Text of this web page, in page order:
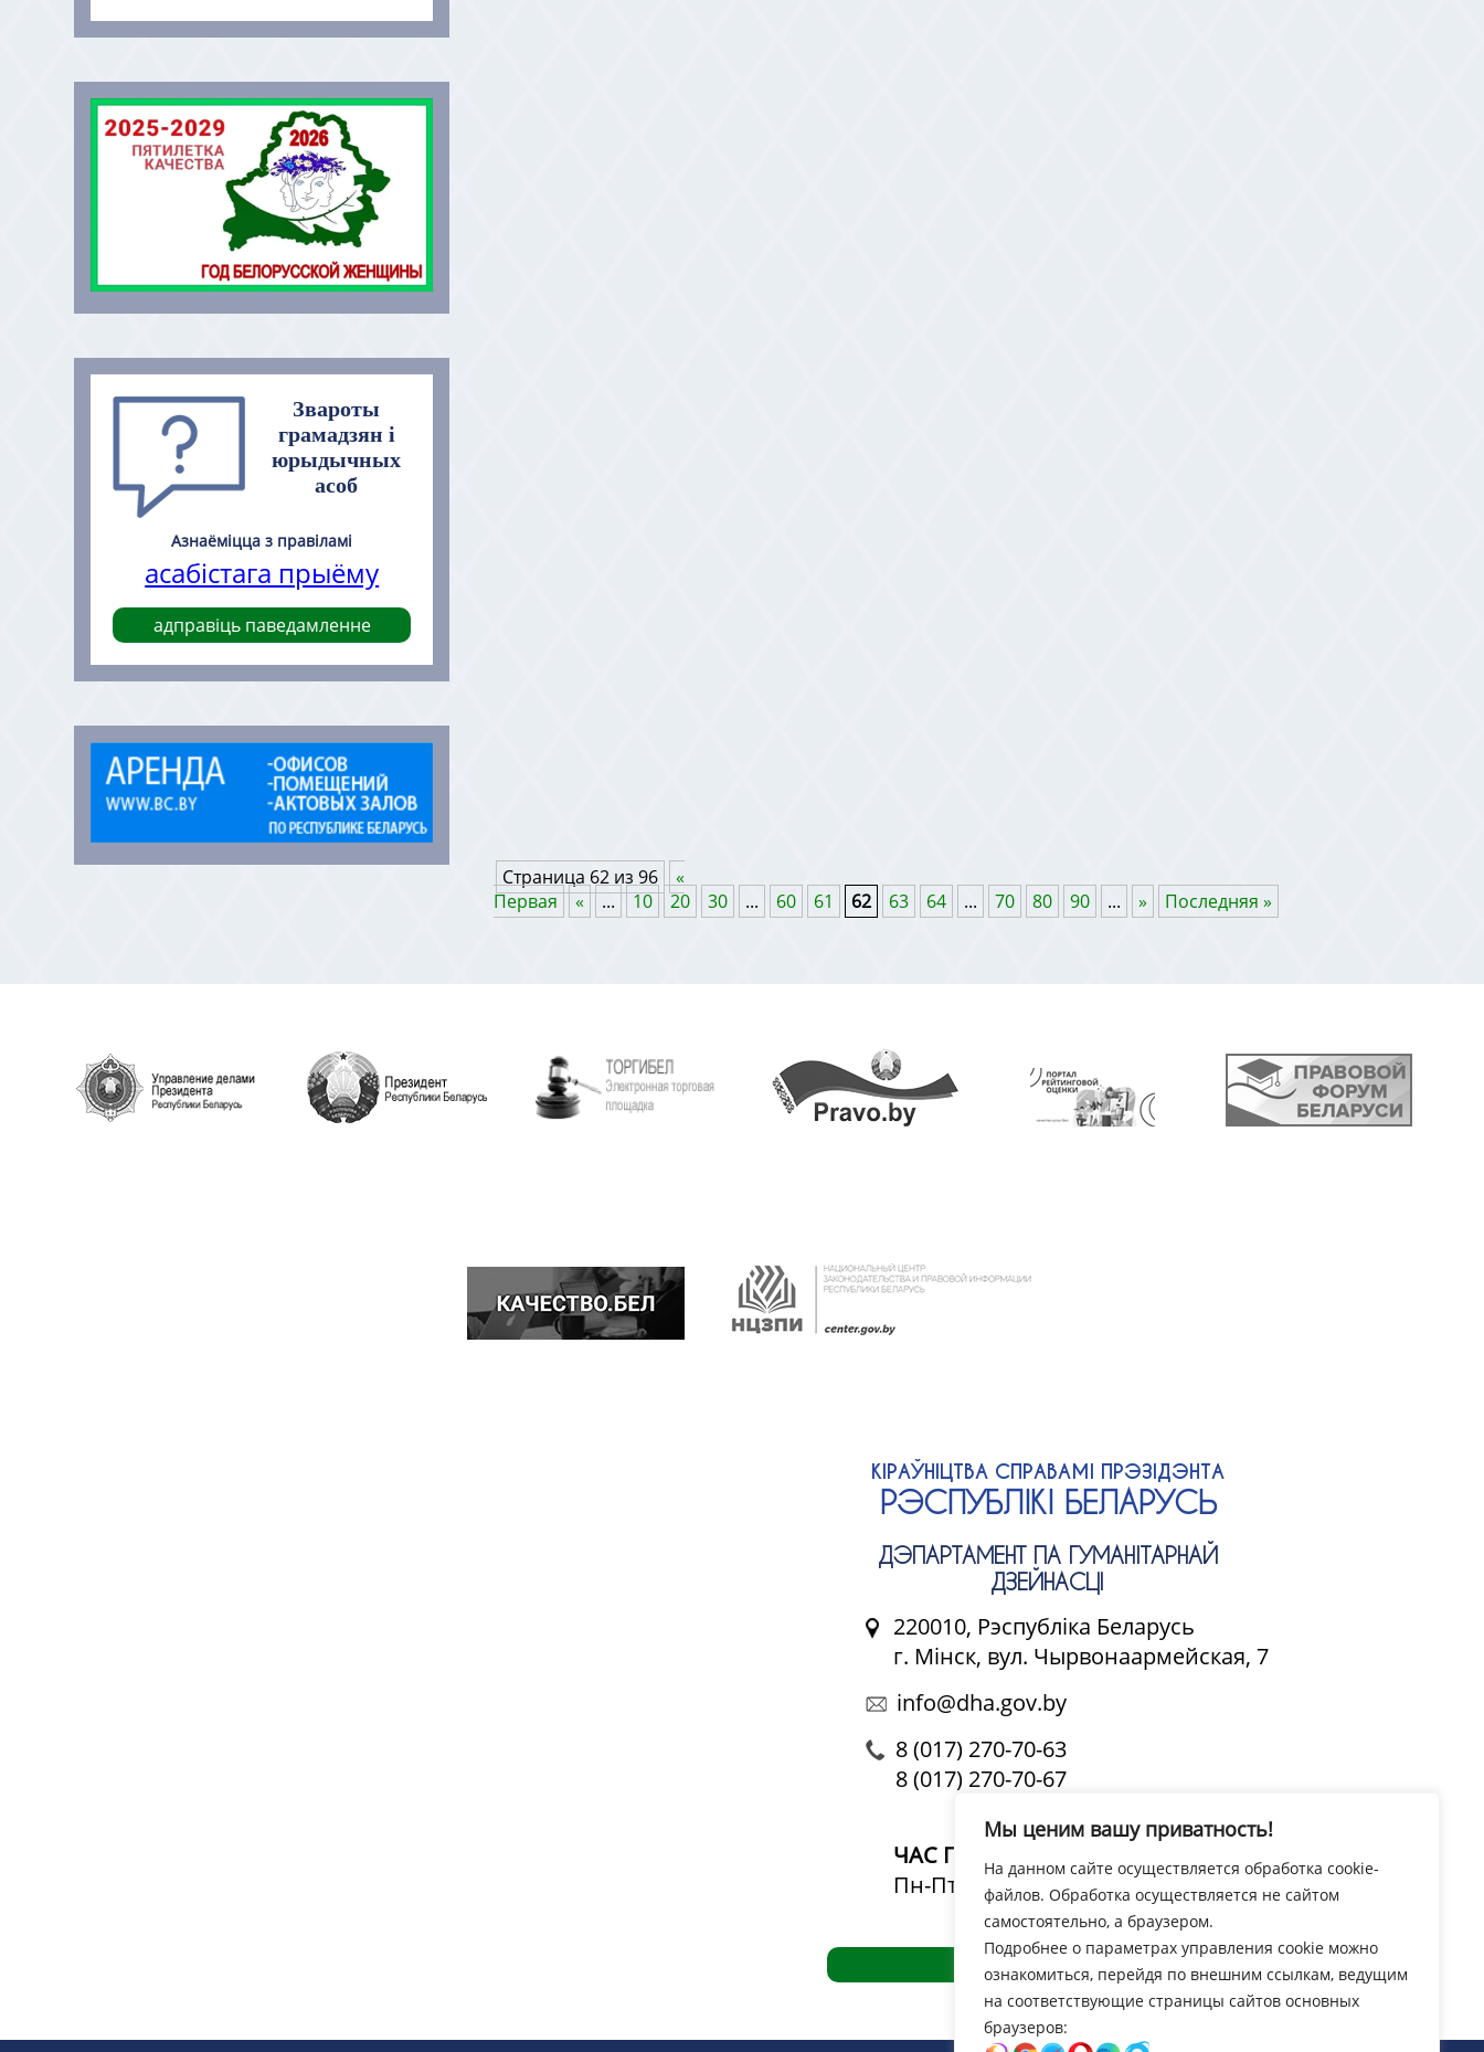
Мы ценим вашу приватность!
На данном сайте осуществляется обработка cookie-
файлов. Обработка осуществляется не сайтом
самостоятельно, а браузером.
Подробнее о параметрах управления cookie можно
ознакомиться, перейдя по внешним ссылкам, ведущим
на соответствующие страницы сайтов основных
браузеров:
Звароты
грамадзян і
юрыдычных
асоб
Азнаёміцца з правіламі
асабістага прыёму
адправіць паведамленне
Страница 62 из 96
«
Первая
« ... 10 20 30 ... 60 61 62 63 64 ... 70 80 90 ... » Последняя »
КІРАЎНІЦТВА СПРАВАМІ ПРЭЗІДЭНТА
РЭСПУБЛІКІ БЕЛАРУСЬ
ДЭПАРТАМЕНТ ПА ГУМАНІТАРНАЙ
ДЗЕЙНАСЦІ
220010, Рэспубліка Беларусь
г. Мінск, вул. Чырвонаармейская, 7
info@dha.gov.by
8 (017) 270-70-63
8 (017) 270-70-67
ЧАС ПРАЦЫ:
Пн-Пт: 09.00-13.00
14.00-18.00
Усе кантакты